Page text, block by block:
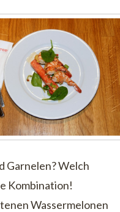
Garnelen? Welch
Kombination!
Wassermelonen